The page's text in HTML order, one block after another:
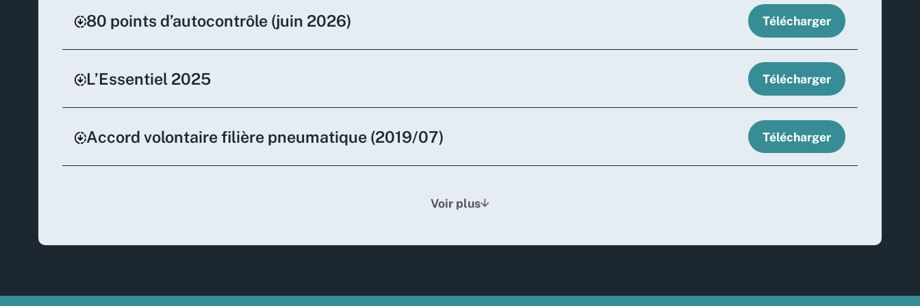
80 points d’autocontrôle (juin 2026) Télécharger
L’Essentiel 2025 Télécharger
Accord volontaire filière pneumatique (2019/07) Télécharger
Voir plus